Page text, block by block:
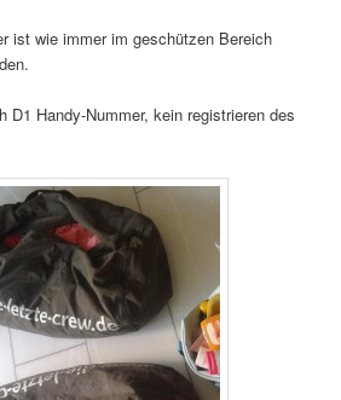
ist wie immer im geschützen Bereich
D1 Handy-Nummer, kein registrieren des